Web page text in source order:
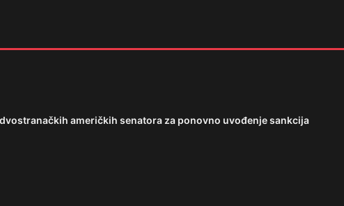
američkih senatora za ponovno uvođenje sankcija